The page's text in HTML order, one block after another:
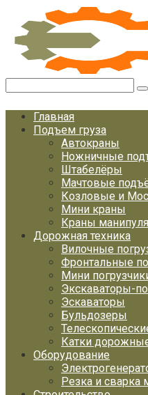
Перейти
контенту
Главная
Подъем груза
Автокраны
Ножничные
Штабелёры
Мачтовые
Козловые и
Мини краны
Краны
Дорожная техника
Вилочные
Фронтальные
Мини
Экскаваторы-
Эскаваторы
Бульдозеры
Катки
Оборудование
Резка и сварка